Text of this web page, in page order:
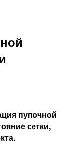
пупочной
сетки,